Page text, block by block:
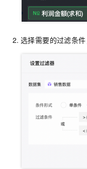
选择需要的过滤条